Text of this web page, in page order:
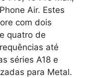
Air. Estes
com dois
quatro de
até
séries A18 e
para Metal.